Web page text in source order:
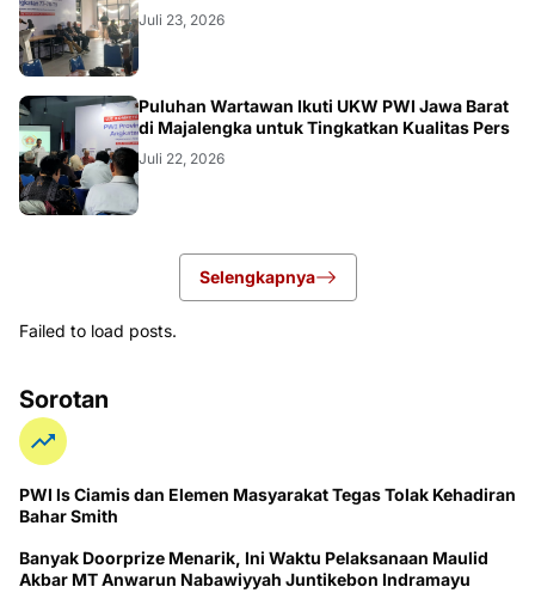
Juli 23, 2026
Puluhan Wartawan Ikuti UKW PWI Jawa Barat
di Majalengka untuk Tingkatkan Kualitas Pers
Juli 22, 2026
Selengkapnya
Failed to load posts.
Sorotan
PWI ls Ciamis dan Elemen Masyarakat Tegas Tolak Kehadiran
Bahar Smith
Banyak Doorprize Menarik, Ini Waktu Pelaksanaan Maulid
Akbar MT Anwarun Nabawiyyah Juntikebon Indramayu